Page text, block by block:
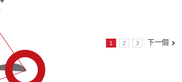
1 2 3 下一個